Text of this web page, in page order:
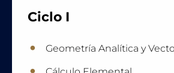
Ciclo I
Geometría Analítica y